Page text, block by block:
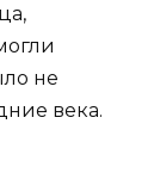
не
века.